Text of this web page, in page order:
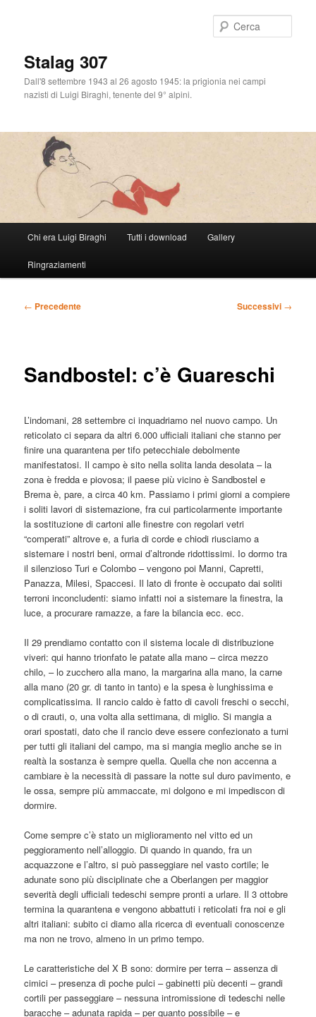
Stalag 307
Dall'8 settembre 1943 al 26 agosto 1945: la prigionia nei campi
nazisti di Luigi Biraghi, tenente del 9° alpini.
principale
Vai
al
Chi era Luigi Biraghi Tutti i download Gallery
Ringraziamenti
Navigazione
← Precedente Successivi →
Sandbostel: c’è Guareschi
L’indomani, 28 settembre ci inquadriamo nel nuovo campo. Un
reticolato ci separa da altri 6.000 ufficiali italiani che stanno per
finire una quarantena per tifo petecchiale debolmente
manifestatosi. Il campo è sito nella solita landa desolata – la
zona è fredda e piovosa; il paese più vicino è Sandbostel e
Brema è, pare, a circa 40 km. Passiamo i primi giorni a compiere
i soliti lavori di sistemazione, fra cui particolarmente importante
la sostituzione di cartoni alle finestre con regolari vetri
“comperati” altrove e, a furia di corde e chiodi riusciamo a
sistemare i nostri beni, ormai d’altronde ridottissimi. Io dormo tra
il silenzioso Turi e Colombo – vengono poi Manni, Capretti,
Panazza, Milesi, Spaccesi. Il lato di fronte è occupato dai soliti
terroni inconcludenti: siamo infatti noi a sistemare la finestra, la
luce, a procurare ramazze, a fare la bilancia ecc. ecc.
Il 29 prendiamo contatto con il sistema locale di distribuzione
viveri: qui hanno trionfato le patate alla mano – circa mezzo
chilo, – lo zucchero alla mano, la margarina alla mano, la carne
alla mano (20 gr. di tanto in tanto) e la spesa è lunghissima e
complicatissima. Il rancio caldo è fatto di cavoli freschi o secchi,
o di crauti, o, una volta alla settimana, di miglio. Si mangia a
orari spostati, dato che il rancio deve essere confezionato a turni
per tutti gli italiani del campo, ma si mangia meglio anche se in
realtà la sostanza è sempre quella. Quella che non accenna a
cambiare è la necessità di passare la notte sul duro pavimento, e
le ossa, sempre più ammaccate, mi dolgono e mi impediscon di
dormire.
Come sempre c’è stato un miglioramento nel vitto ed un
peggioramento nell’alloggio. Di quando in quando, fra un
acquazzone e l’altro, si può passeggiare nel vasto cortile; le
adunate sono più disciplinate che a Oberlangen per maggior
severità degli ufficiali tedeschi sempre pronti a urlare. Il 3 ottobre
termina la quarantena e vengono abbattuti i reticolati fra noi e gli
altri italiani: subito ci diamo alla ricerca di eventuali conoscenze
ma non ne trovo, almeno in un primo tempo.
Le caratteristiche del X B sono: dormire per terra – assenza di
cimici – presenza di poche pulci – gabinetti più decenti – grandi
cortili per passeggiare – nessuna intromissione di tedeschi nelle
baracche – adunata rapida – per quanto possibile – e